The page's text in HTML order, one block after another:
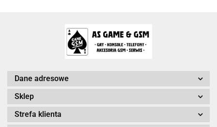
Arc System Works Europe
Dane adresowe
Sklep
Strefa klienta